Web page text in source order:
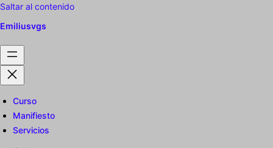
Saltar al contenido
Emiliusvgs
Curso
Manifiesto
Servicios